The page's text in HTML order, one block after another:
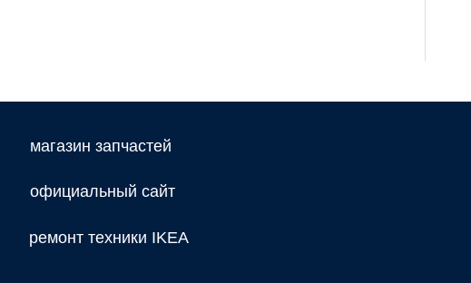
магазин запчастей
официальный сайт
ремонт техники IKEA